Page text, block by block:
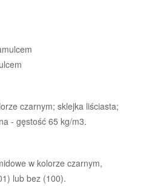
czarnym; sklejka liściasta;
- gęstość 65 kg/m3.
w kolorze czarnym,
lub bez (100).